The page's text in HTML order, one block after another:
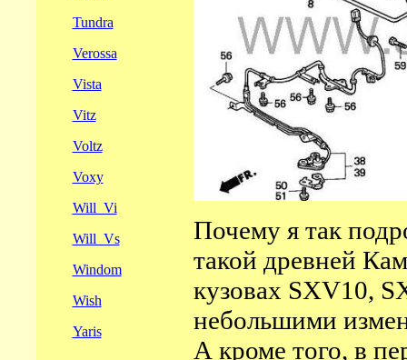
Tundra
Verossa
Vista
Vitz
Voltz
Voxy
Will_Vi
Will_Vs
Windom
Wish
Yaris
Почему я так
такой древней
кузовах SXV10,
небольшими
А кроме того, в